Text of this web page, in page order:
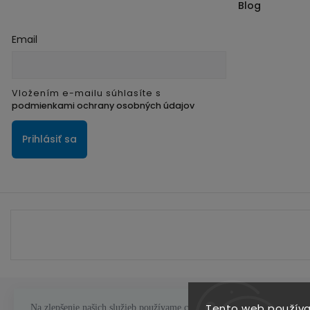
Blog
Email
Vložením e-mailu súhlasíte s
podmienkami ochrany osobných údajov
Prihlásiť sa
Na zlepšenie našich služieb používame cookies. O ich